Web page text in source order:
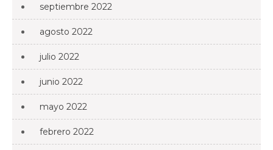
septiembre 2022
agosto 2022
julio 2022
junio 2022
mayo 2022
febrero 2022